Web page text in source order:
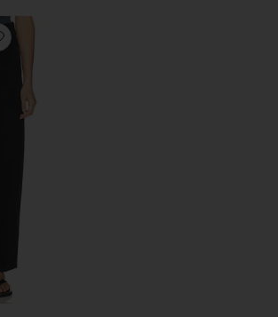
80s High Rise Vintage Taper Jean